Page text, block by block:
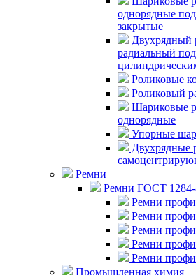
однорядные
закрытые
Двухрядный
радиальный
Роликовые
Роликовый
Шариковые
однорядные
Упорные
Двухрядные
Ремни
Ремни ГОСТ
Ремни
Ремни
Ремни
Ремни
Ремни
Промышленная химия